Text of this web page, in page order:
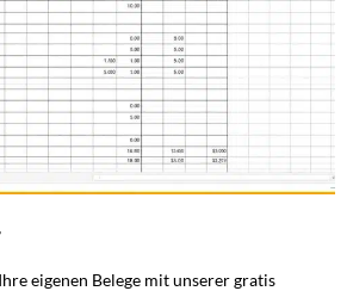
eigenen Belege mit unserer gratis